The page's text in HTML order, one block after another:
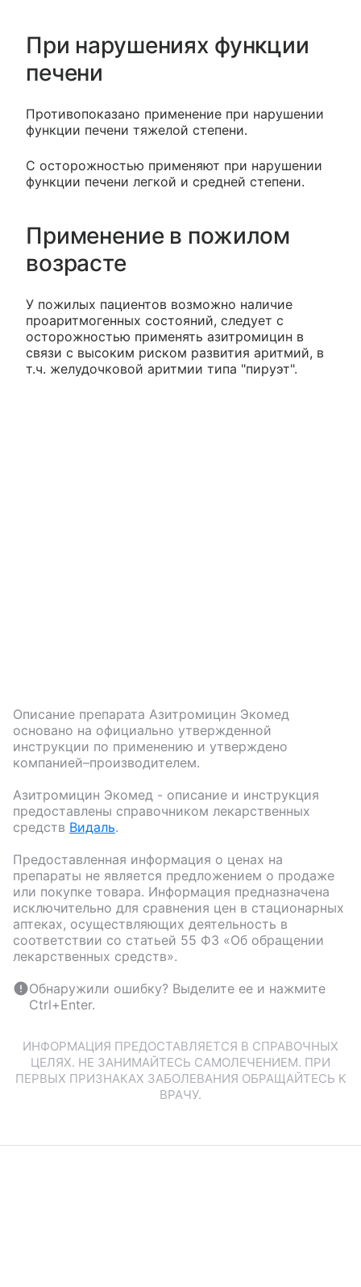
При нарушениях функции
печени
Противопоказано применение при нарушении
функции печени тяжелой степени.
С осторожностью применяют при нарушении
функции печени легкой и средней степени.
Применение в пожилом
возрасте
У пожилых пациентов возможно наличие
проаритмогенных состояний, следует с
осторожностью применять азитромицин в
связи с высоким риском развития аритмий, в
т.ч. желудочковой аритмии типа "пируэт".
Описание препарата Азитромицин Экомед
основано на официально утвержденной
инструкции по применению и утверждено
компанией–производителем.
Азитромицин Экомед - описание и инструкция
предоставлены справочником лекарственных
средств Видаль.
Предоставленная информация о ценах на
препараты не является предложением о продаже
или покупке товара. Информация предназначена
исключительно для сравнения цен в стационарных
аптеках, осуществляющих деятельность в
соответствии со статьей 55 ФЗ «Об обращении
лекарственных средств».
Обнаружили ошибку? Выделите ее и нажмите
Ctrl+Enter.
ИНФОРМАЦИЯ ПРЕДОСТАВЛЯЕТСЯ В СПРАВОЧНЫХ
ЦЕЛЯХ. НЕ ЗАНИМАЙТЕСЬ САМОЛЕЧЕНИЕМ. ПРИ
ПЕРВЫХ ПРИЗНАКАХ ЗАБОЛЕВАНИЯ ОБРАЩАЙТЕСЬ К
ВРАЧУ.